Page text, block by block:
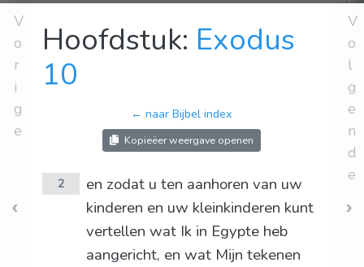
V
o
r
i
g
e
Hoofdstuk: Exodus
10
← naar Bijbel index
Kopieëer weergave openen
2
en zodat u ten aanhoren van uw
kinderen en uw kleinkinderen kunt
vertellen wat Ik in Egypte heb
aangericht, en wat Mijn tekenen
V
o
l
g
e
n
d
e